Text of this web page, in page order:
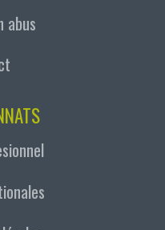
abus